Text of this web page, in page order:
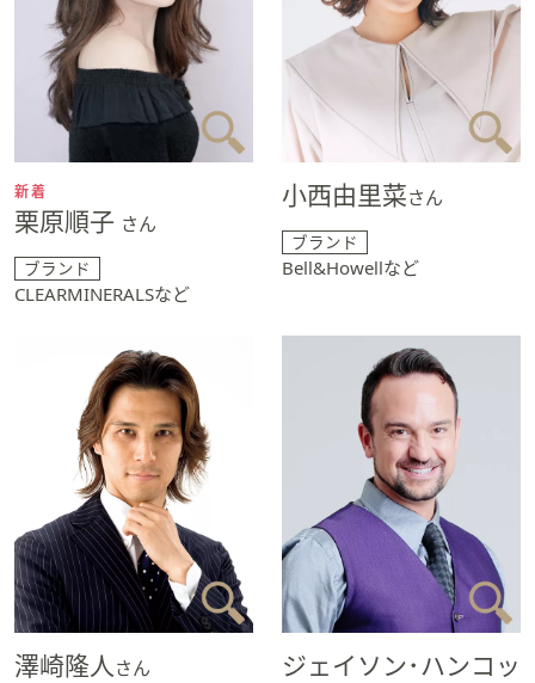
新着
栗原順子 さん
ブランド
CLEARMINERALSなど
小西由里菜さん
ブランド
Bell&Howellなど
澤崎隆人 さん
ジェイソン･ハンコッ